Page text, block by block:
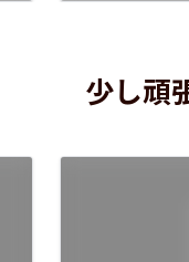
少し頑